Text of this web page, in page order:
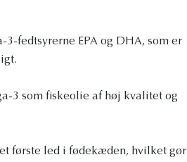
fedtsyrerne EPA og DHA, som er
3 som fiskeolie af høj kvalitet og
første led i fødekæden, hvilket gør